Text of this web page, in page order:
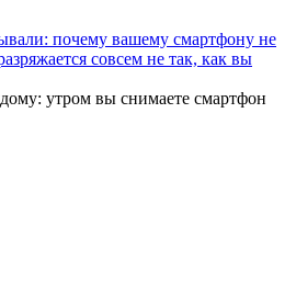
почему вашему смартфону не
совсем не так, как вы
утром вы снимаете смартфон